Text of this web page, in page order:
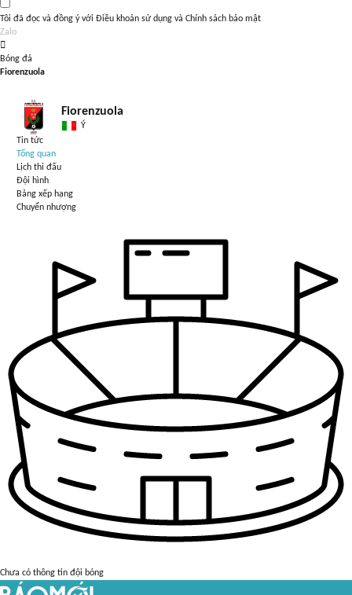
Tôi đã đọc và đồng ý với Điều khoản sử dụng và Chính sách bảo mật
Zalo
Bóng đá
Fiorenzuola
Fiorenzuola
Ý
Tin tức
Tổng quan
Lịch thi đấu
Đội hình
Bảng xếp hạng
Chuyển nhượng
Chưa có thông tin đội bóng